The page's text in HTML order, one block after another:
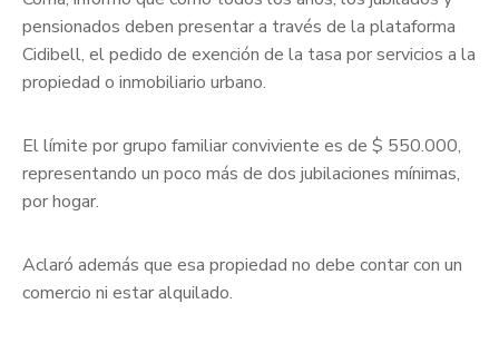
pensionados deben presentar a través de la plataforma
Cidibell, el pedido de exención de la tasa por servicios a la
propiedad o inmobiliario urbano.
El límite por grupo familiar conviviente es de $ 550.000,
representando un poco más de dos jubilaciones mínimas,
por hogar.
Aclaró además que esa propiedad no debe contar con un
comercio ni estar alquilado.